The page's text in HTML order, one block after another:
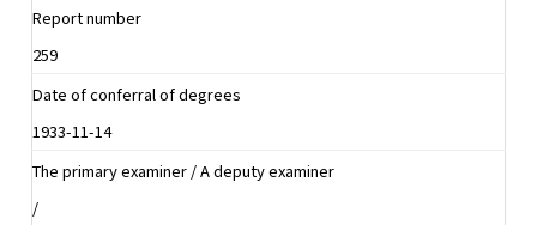
Report number
259
Date of conferral of degrees
1933-11-14
The primary examiner / A deputy examiner
/